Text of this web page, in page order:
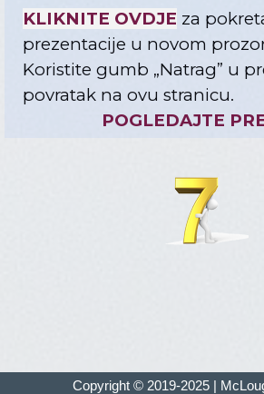
KLIKNITE OVDJE za
prezentacije u novom
Koristite gumb „Natrag” u
povratak na ovu stranicu.
POGLEDAJTE
Copyright © 2019-2025 |